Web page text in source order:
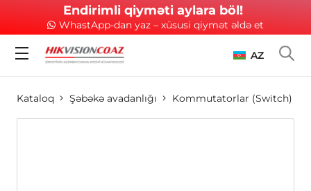
Endirimli qiyməti aylara böl!
WhastApp-dan yaz – xüsusi qiymət əldə et
AZ
Kataloq Şəbəkə avadanlığı Kommutatorlar (Switch)